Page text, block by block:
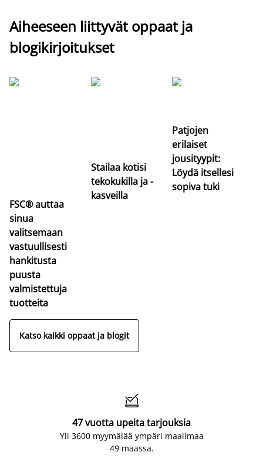
Aiheeseen liittyvät oppaat ja
blogikirjoitukset
FSC® auttaa
sinua
valitsemaan
vastuullisesti
hankitusta
puusta
valmistettuja
tuotteita
Stailaa kotisi
tekokukilla ja -
kasveilla
Patjojen
erilaiset
jousityypit:
Löydä itsellesi
sopiva tuki
Katso kaikki oppaat ja blogit

47 vuotta upeita tarjouksia
Yli 3600 myymälää ympäri maailmaa
49 maassa.